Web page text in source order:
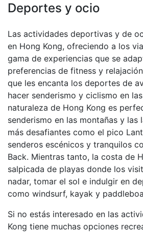
Deportes y ocio
Las actividades deportivas y de
en Hong Kong, ofreciendo a los
gama de experiencias que se
preferencias de fitness y
que les encanta los deportes de
hacer senderismo y ciclismo en
naturaleza de Hong Kong es
senderismo en las montañas y las
más desafiantes como el pico
senderos escénicos y tranquilos
Back. Mientras tanto, la costa de
salpicada de playas donde los
nadar, tomar el sol e indulgir en
como windsurf, kayak y
Si no estás interesado en las
Kong tiene muchas opciones